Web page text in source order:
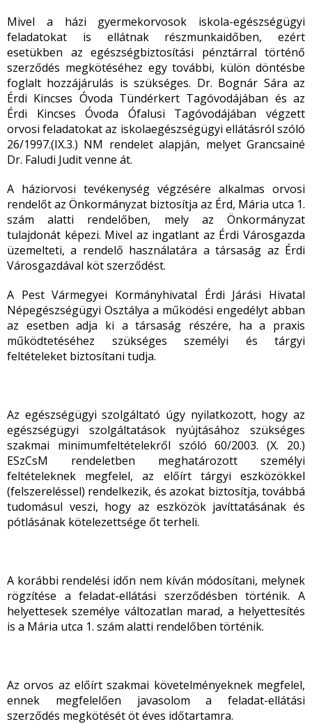
Mivel a házi gyermekorvosok iskola-egészségügyi
feladatokat is ellátnak részmunkaidőben, ezért
esetükben az egészségbiztosítási pénztárral történő
szerződés megkötéséhez egy további, külön döntésbe
foglalt hozzájárulás is szükséges. Dr. Bognár Sára az
Érdi Kincses Óvoda Tündérkert Tagóvodájában és az
Érdi Kincses Óvoda Ófalusi Tagóvodájában végzett
orvosi feladatokat az iskolaegészségügyi ellátásról szóló
26/1997.(IX.3.) NM rendelet alapján, melyet Grancsainé
Dr. Faludi Judit venne át.
A háziorvosi tevékenység végzésére alkalmas orvosi
rendelőt az Önkormányzat biztosítja az Érd, Mária utca 1.
szám alatti rendelőben, mely az Önkormányzat
tulajdonát képezi. Mivel az ingatlant az Érdi Városgazda
üzemelteti, a rendelő használatára a társaság az Érdi
Városgazdával köt szerződést.
A Pest Vármegyei Kormányhivatal Érdi Járási Hivatal
Népegészségügyi Osztálya a működési engedélyt abban
az esetben adja ki a társaság részére, ha a praxis
működtetéséhez szükséges személyi és tárgyi
feltételeket biztosítani tudja.
Az egészségügyi szolgáltató úgy nyilatkozott, hogy az
egészségügyi szolgáltatások nyújtásához szükséges
szakmai minimumfeltételekről szóló 60/2003. (X. 20.)
ESzCsM rendeletben meghatározott személyi
feltételeknek megfelel, az előírt tárgyi eszközökkel
(felszereléssel) rendelkezik, és azokat biztosítja, továbbá
tudomásul veszi, hogy az eszközök javíttatásának és
pótlásának kötelezettsége őt terheli.
A korábbi rendelési időn nem kíván módosítani, melynek
rögzítése a feladat-ellátási szerződésben történik. A
helyettesek személye változatlan marad, a helyettesítés
is a Mária utca 1. szám alatti rendelőben történik.
Az orvos az előírt szakmai követelményeknek megfelel,
ennek megfelelően javasolom a feladat-ellátási
szerződés megkötését öt éves időtartamra.